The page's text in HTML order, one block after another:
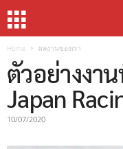
Home ผลงานของเรา
ตัวอย่างงา
Japan
10/07/2020